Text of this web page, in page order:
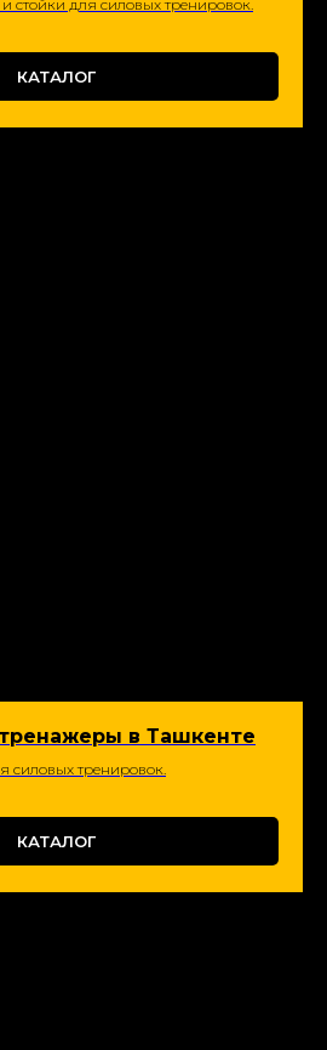
стойки для силовых тренировок.
КАТАЛОГ
в Ташкенте
силовых тренировок.
КАТАЛОГ